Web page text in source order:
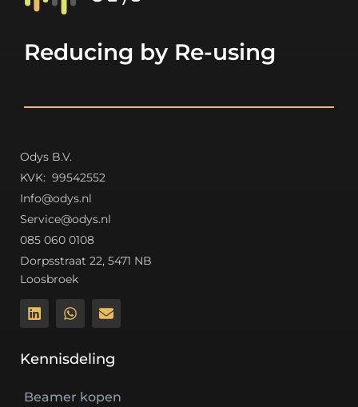
Reducing by Re-using
Odys B.V.
KVK: 99542552
Info@odys.nl
Service@odys.nl
085 060 0108
Dorpsstraat 22, 5471 NB
Loosbroek
Kennisdeling
Beamer kopen